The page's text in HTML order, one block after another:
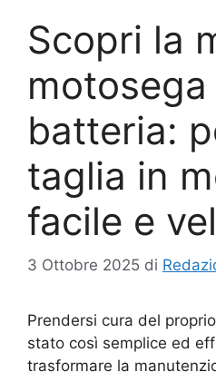
Scopri la
motosega
batteria:
taglia in
facile e
3 Ottobre 2025 di
Prendersi cura del
stato così semplice ed
trasformare la